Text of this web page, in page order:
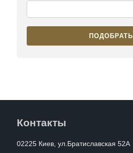
ПОДОБРАТЬ
Контакты
02225 Киев, ул.Братиславская 52А